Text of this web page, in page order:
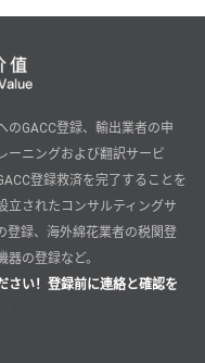
のGACC登録、輸出業者の申
ーニングおよび翻訳サービ
登録救済を完了することを
立されたコンサルティングサ
登録、海外綿花業者の税関登
の登録など。
さい！登録前に連絡と確認を